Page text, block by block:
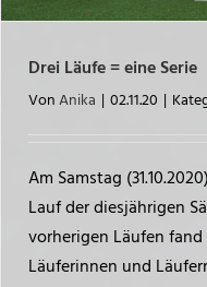
Drei Läufe = eine Serie
VonAnika | 02.11.20 |
Am Samstag
Lauf der diesjährigen
vorherigen Läufen
Läuferinnen und